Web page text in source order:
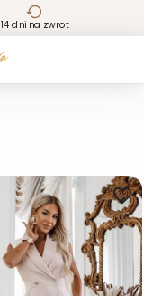
14 dni na zwrot
favorite_border